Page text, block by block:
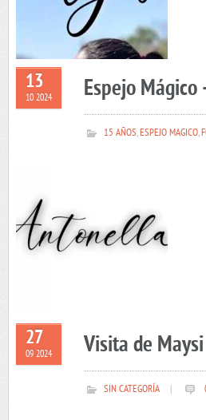
13
10 2024 Espejo
15 AÑOS,ESPEJO MAGICO,
27
09 2024 Visita de Maysi
SIN CATEGORÍA